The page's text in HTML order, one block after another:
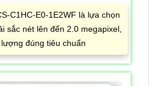
C1HC-E0-1E2WF là lựa chọn
sắc nét lên đến 2.0 megapixel,
đúng tiêu chuẩn